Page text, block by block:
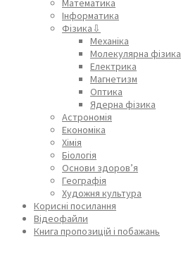
Математика
Інформатика
Фізика⇩
Механіка
Молекулярна фізика
Електрика
Магнетизм
Оптика
Ядерна фізика
Астрономія
Економіка
Хімія
Біологія
Основи здоров’я
Географія
Художня культура
Корисні посилання
Відеофайли
Книга пропозицій і побажань